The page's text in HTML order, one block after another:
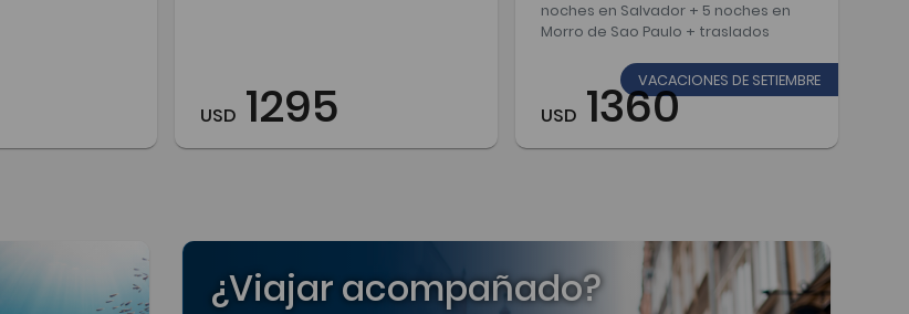
USD 1295
noches en Salvador + 5 noches en
Morro de Sao Paulo + traslados
VACACIONES DE SETIEMBRE
USD 1360
¿Viajar acompañado?